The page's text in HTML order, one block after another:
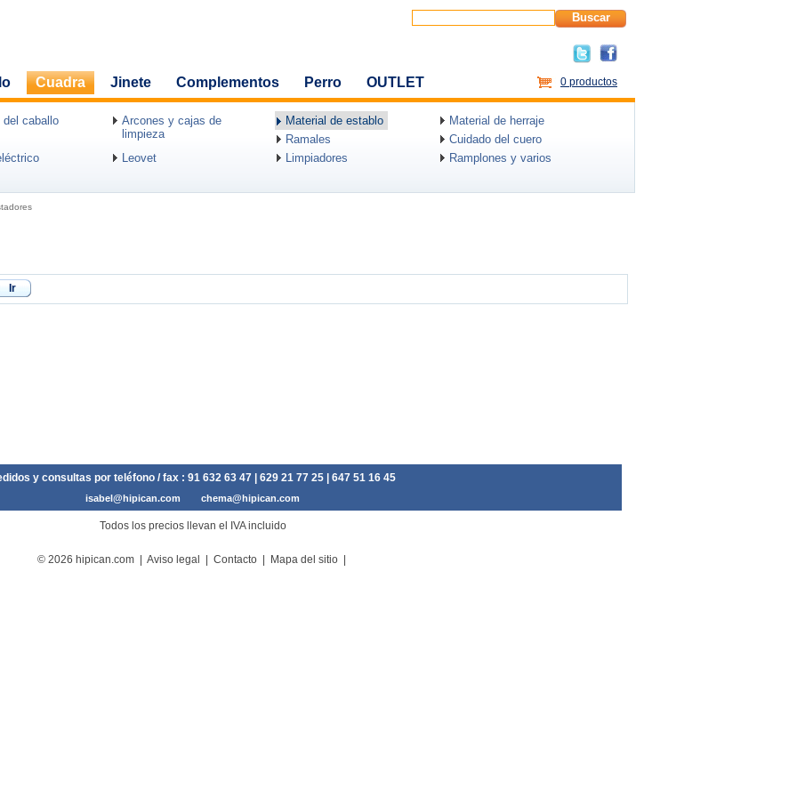
Buscar
Cuadra Jinete Complementos Perro OUTLET 0 productos
del caballo
Arcones y cajas de
limpieza
Material de establo
Material de herraje
Ramales
Cuidado del cuero
Leovet Limpiadores Ramplones y varios
Ir
y consultas por teléfono / fax : 91 632 63 47 | 629 21 77 25 | 647 51 16 45
isabel@hipican.com chema@hipican.com
Todos los precios llevan el IVA incluido
© 2026 hipican.com | Aviso legal Contacto| Mapa del sitio|